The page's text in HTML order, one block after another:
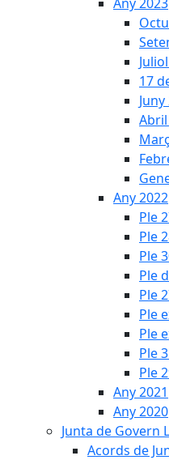
17
Any 2022
Ple
Ple
Ple
Ple
Ple
Ple
Ple
Ple
Ple
Any 2021
Any 2020
Junta de Govern
Acords de